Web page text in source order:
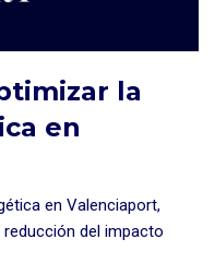
la
en
en Valenciaport,
del impacto